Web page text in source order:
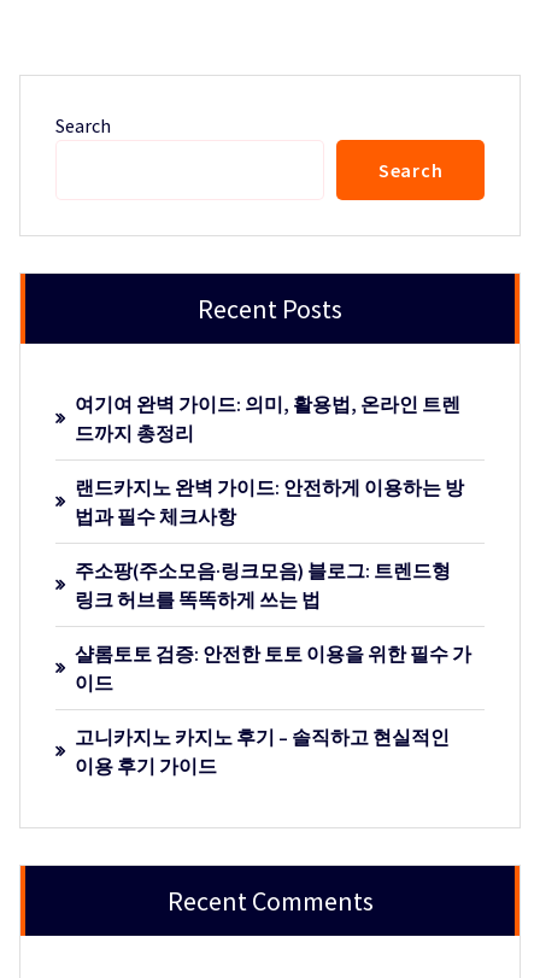
Search
Search
Recent Posts
여기여 완벽 가이드: 의미, 활용법, 온라인 트렌
드까지 총정리
랜드카지노 완벽 가이드: 안전하게 이용하는 방
법과 필수 체크사항
주소팡(주소모음·링크모음) 블로그: 트렌드형
링크 허브를 똑똑하게 쓰는 법
샬롬토토 검증: 안전한 토토 이용을 위한 필수 가
이드
고니카지노 카지노 후기 – 솔직하고 현실적인
이용 후기 가이드
Recent Comments